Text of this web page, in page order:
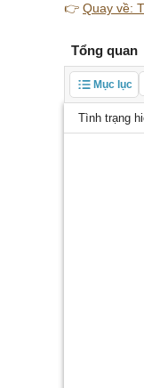
👉 Quay về:
Tổng quan
Mục lục
Tình trạng